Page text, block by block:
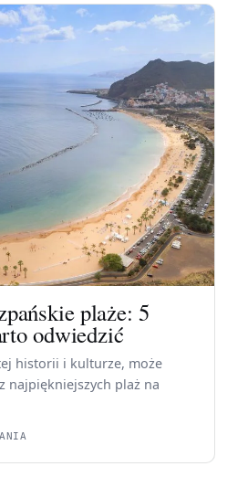
plaże: 5
odwiedzić
historii i kulturze, może
najpiękniejszych plaż na